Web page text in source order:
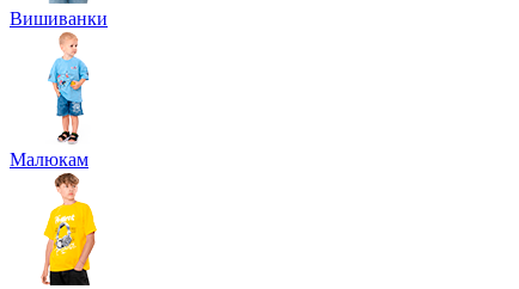
Вишиванки
Малюкам